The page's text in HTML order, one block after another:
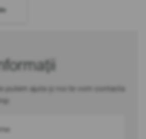
putem ajuta și noi te vom contacta